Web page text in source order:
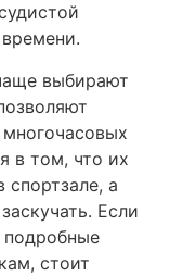
выбирают
многочасовых
в том, что их
а
Если
стоит